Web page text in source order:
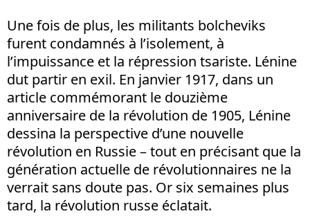
Une fois de plus, les militants bolcheviks
furent condamnés à l’isolement, à
l’impuissance et la répression tsariste. Lénine
dut partir en exil. En janvier 1917, dans un
article commémorant le douzième
anniversaire de la révolution de 1905, Lénine
dessina la perspective d’une nouvelle
révolution en Russie – tout en précisant que la
génération actuelle de révolutionnaires ne la
verrait sans doute pas. Or six semaines plus
tard, la révolution russe éclatait.